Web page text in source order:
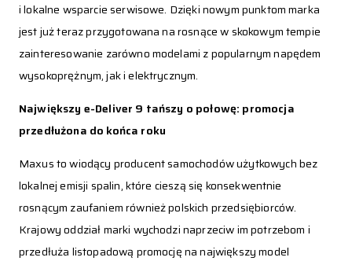
i lokalne wsparcie serwisowe. Dzięki nowym punktom marka
jest już teraz przygotowana na rosnące w skokowym tempie
zainteresowanie zarówno modelami z popularnym napędem
wysokoprężnym, jak i elektrycznym.
Największy e-Deliver 9 tańszy o połowę: promocja
przedłużona do końca roku
Maxus to wiodący producent samochodów użytkowych bez
lokalnej emisji spalin, które cieszą się konsekwentnie
rosnącym zaufaniem również polskich przedsiębiorców.
Krajowy oddział marki wychodzi naprzeciw im potrzebom i
przedłuża listopadową promocję na największy model